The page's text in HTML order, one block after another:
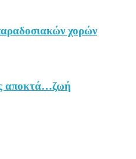
χορών
αποκτά…ζωή